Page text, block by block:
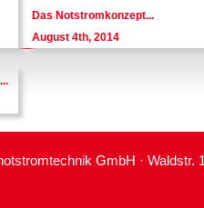
Das Notstromkonzept...
August 4th, 2014
GmbH · Waldstr.